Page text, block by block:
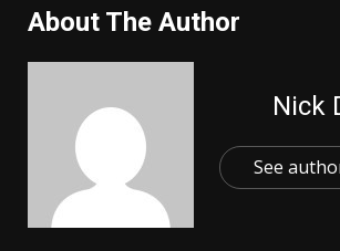
About The Author
Nick
See